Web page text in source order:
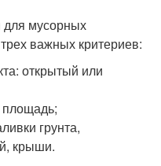
для мусорных
важных критериев:
открытый или
грунта,
крыши.